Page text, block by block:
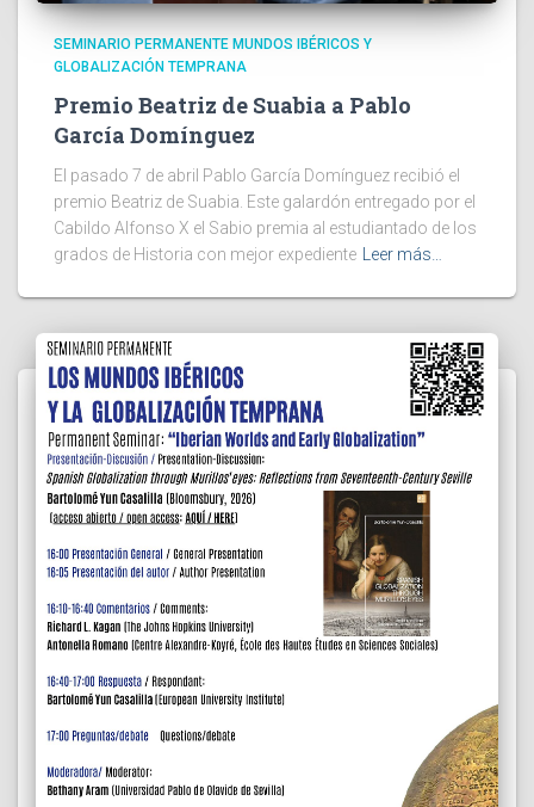
SEMINARIO PERMANENTE MUNDOS IBÉRICOS Y
GLOBALIZACIÓN TEMPRANA
Premio Beatriz de Suabia a Pablo
García Domínguez
El pasado 7 de abril Pablo García Domínguez recibió el
premio Beatriz de Suabia. Este galardón entregado por el
Cabildo Alfonso X el Sabio premia al estudiantado de los
grados de Historia con mejor expediente
Leer más…